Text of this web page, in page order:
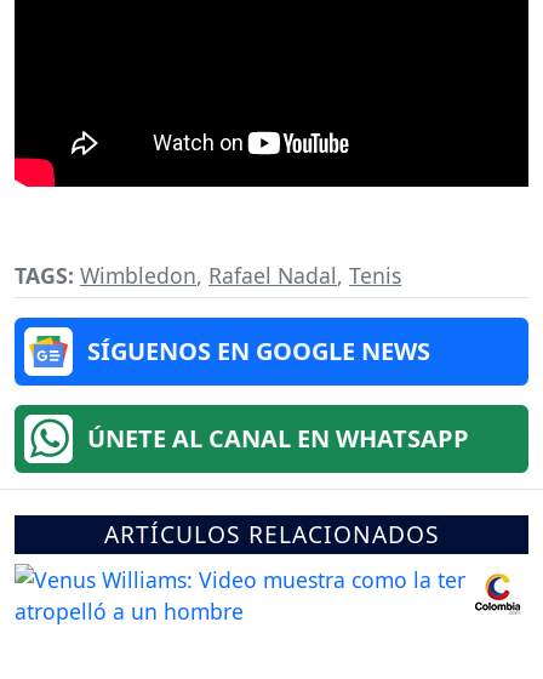
TAGS: Wimbledon, Rafael Nadal, Tenis
SÍGUENOS EN GOOGLE NEWS
ÚNETE AL CANAL EN WHATSAPP
ARTÍCULOS RELACIONADOS